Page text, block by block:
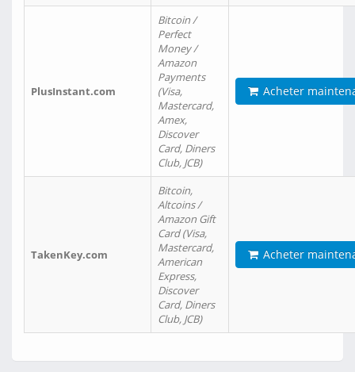
PlusInstant.com
Bitcoin /
Perfect
Money /
Amazon
Payments
(Visa,
Mastercard,
Amex,
Discover
Card, Diners
Club, JCB)
Acheter
TakenKey.com
Bitcoin,
Altcoins /
Amazon Gift
Card (Visa,
Mastercard,
American
Express,
Discover
Card, Diners
Club, JCB)
Acheter